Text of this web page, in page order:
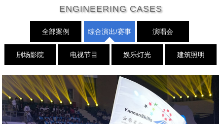
ENGINEERING CASES
全部案例 综合演出/赛事 演唱会
剧场影院 电视节目 娱乐灯光 建筑照明